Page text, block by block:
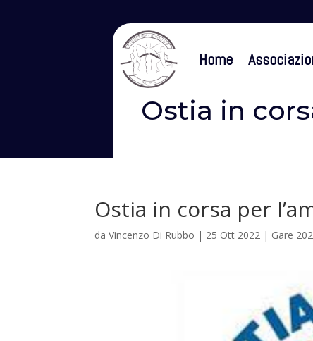
Home
Ostia in
Ostia in corsa per
daVincenzo Di Rubbo | 25 Ott 2022 | Gare